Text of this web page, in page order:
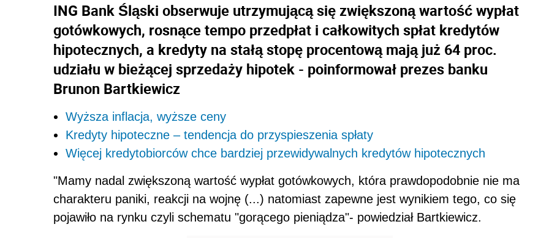
ING Bank Śląski obserwuje utrzymującą się zwiększoną wartość wypłat
gotówkowych, rosnące tempo przedpłat i całkowitych spłat kredytów
hipotecznych, a kredyty na stałą stopę procentową mają już 64 proc.
udziału w bieżącej sprzedaży hipotek - poinformował prezes banku
Brunon Bartkiewicz
Wyższa inflacja, wyższe ceny
Kredyty hipoteczne – tendencja do przyspieszenia spłaty
Więcej kredytobiorców chce bardziej przewidywalnych kredytów hipotecznych
"Mamy nadal zwiększoną wartość wypłat gotówkowych, która prawdopodobnie nie ma
charakteru paniki, reakcji na wojnę (...) natomiast zapewne jest wynikiem tego, co się
pojawiło na rynku czyli schematu "gorącego pieniądza"- powiedział Bartkiewicz.